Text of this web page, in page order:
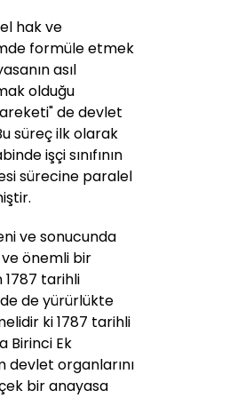
hak ve
formüle etmek
asıl
olduğu
de devlet
süreç ilk olarak
işçi sınıfının
sürecine paralel
ve sonucunda
önemli bir
1787 tarihli
de yürürlükte
ki 1787 tarihli
Birinci Ek
devlet organlarını
bir anayasa